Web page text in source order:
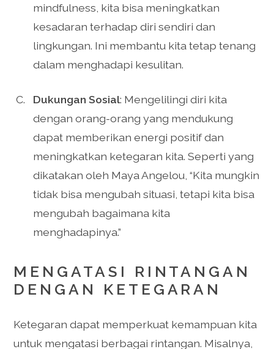
mindfulness, kita bisa meningkatkan
kesadaran terhadap diri sendiri dan
lingkungan. Ini membantu kita tetap tenang
dalam menghadapi kesulitan.
Dukungan Sosial: Mengelilingi diri kita
dengan orang-orang yang mendukung
dapat memberikan energi positif dan
meningkatkan ketegaran kita. Seperti yang
dikatakan oleh Maya Angelou, “Kita mungkin
tidak bisa mengubah situasi, tetapi kita bisa
mengubah bagaimana kita
menghadapinya.”
MENGATASI RINTANGAN
DENGAN KETEGARAN
Ketegaran dapat memperkuat kemampuan kita
untuk mengatasi berbagai rintangan. Misalnya,